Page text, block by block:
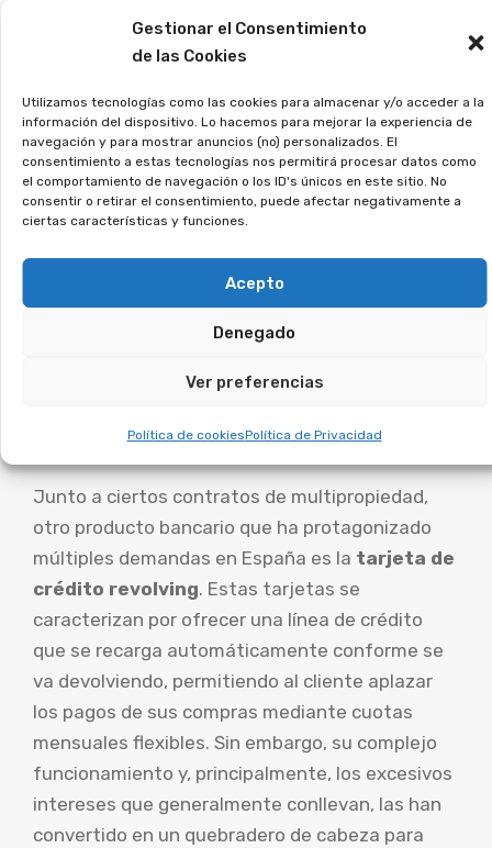
Gestionar el Consentimiento
de las Cookies
Utilizamos tecnologías como las cookies para almacenar y/o acceder a la
información del dispositivo. Lo hacemos para mejorar la experiencia de
navegación y para mostrar anuncios (no) personalizados. El
consentimiento a estas tecnologías nos permitirá procesar datos como
el comportamiento de navegación o los ID's únicos en este sitio. No
consentir o retirar el consentimiento, puede afectar negativamente a
ciertas características y funciones.
Acepto
Denegado
Ver preferencias
Política de cookiesPolítica de Privacidad
¿Has tenido una tarjeta
revolving? Puedes
recuperar los intereses
abusivos.
Las tarjetas con pago aplazado imponen tipos
de interés excesivos y te mantienen pagando
sin fin. Muchos usuarios no fueron informados
correctamente, lo que ha llevado a numerosos
juicios ganados por los afectados. Si reconoces
medidas y recuperar tu dinero.
Junto a ciertos contratos de multipropiedad,
otro producto bancario que ha protagonizado
múltiples demandas en España es la tarjeta de
crédito revolving. Estas tarjetas se
caracterizan por ofrecer una línea de crédito
que se recarga automáticamente conforme se
va devolviendo, permitiendo al cliente aplazar
los pagos de sus compras mediante cuotas
mensuales flexibles. Sin embargo, su complejo
funcionamiento y, principalmente, los excesivos
intereses que generalmente conllevan, las han
convertido en un quebradero de cabeza para